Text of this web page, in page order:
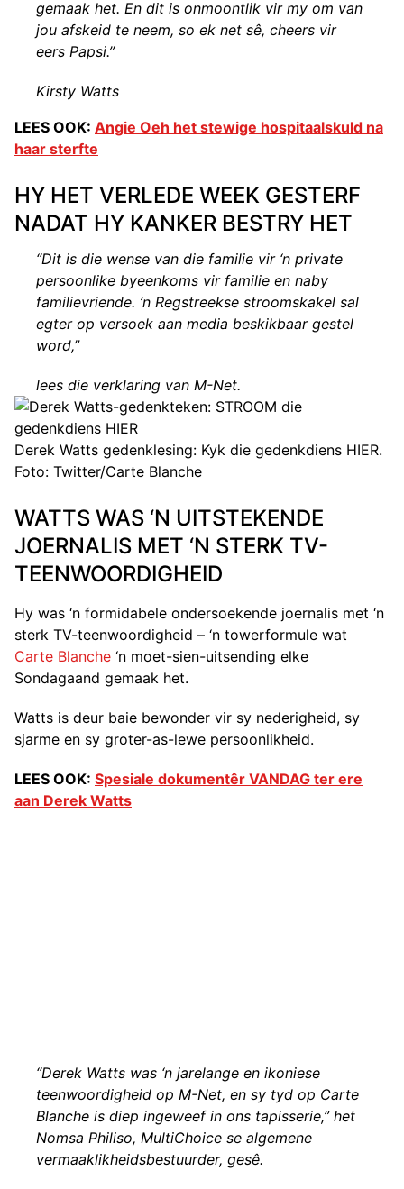
gemaak het. En dit is onmoontlik vir my om van
jou afskeid te neem, so ek net sê, cheers vir
eers Papsi.”
Kirsty Watts
LEES OOK: Angie Oeh het stewige hospitaalskuld na
haar sterfte
HY HET VERLEDE WEEK GESTERF
NADAT HY KANKER BESTRY HET
“Dit is die wense van die familie vir ‘n private
persoonlike byeenkoms vir familie en naby
familievriende. ’n Regstreekse stroomskakel sal
egter op versoek aan media beskikbaar gestel
word,”
lees die verklaring van M-Net.
Derek Watts gedenklesing: Kyk die gedenkdiens HIER.
Foto: Twitter/Carte Blanche
WATTS WAS ‘N UITSTEKENDE
JOERNALIS MET ‘N STERK TV-
TEENWOORDIGHEID
Hy was ‘n formidabele ondersoekende joernalis met ‘n
sterk TV-teenwoordigheid – ‘n towerformule wat
Carte Blanche ‘n moet-sien-uitsending elke
Sondagaand gemaak het.
Watts is deur baie bewonder vir sy nederigheid, sy
sjarme en sy groter-as-lewe persoonlikheid.
LEES OOK: Spesiale dokumentêr VANDAG ter ere
aan Derek Watts
“Derek Watts was ‘n jarelange en ikoniese
teenwoordigheid op M-Net, en sy tyd op Carte
Blanche is diep ingeweef in ons tapisserie,” het
Nomsa Philiso, MultiChoice se algemene
vermaaklikheidsbestuurder, gesê.